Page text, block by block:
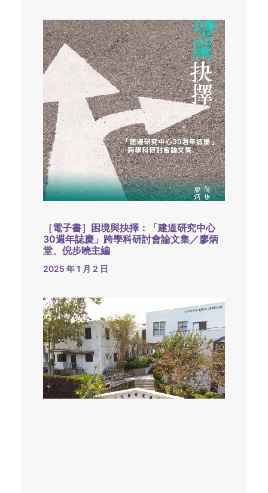
［電子書］困境與抉擇：「建道研究中心
30週年誌慶」跨學科研討會論文集／廖炳
堂、倪步曉主編
2025 年 1 月 2 日